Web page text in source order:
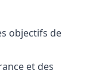
objectifs de
et des